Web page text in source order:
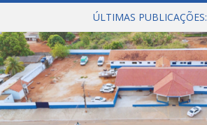
ÚLTIMAS PUBLICAÇÕES: